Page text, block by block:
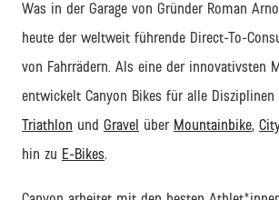
Was in der Garage von Gründer Roman
heute der weltweit führende Direct-To-
von Fahrrädern. Als eine der innovativsten
entwickelt Canyon Bikes für alle Disziplinen
Triathlon und Gravel über Mountainbike,
hin zu E-Bikes.